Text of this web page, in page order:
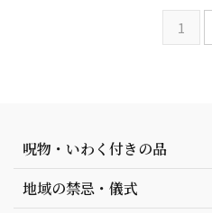
1
呪物・いわく付きの品
地域の禁忌・儀式